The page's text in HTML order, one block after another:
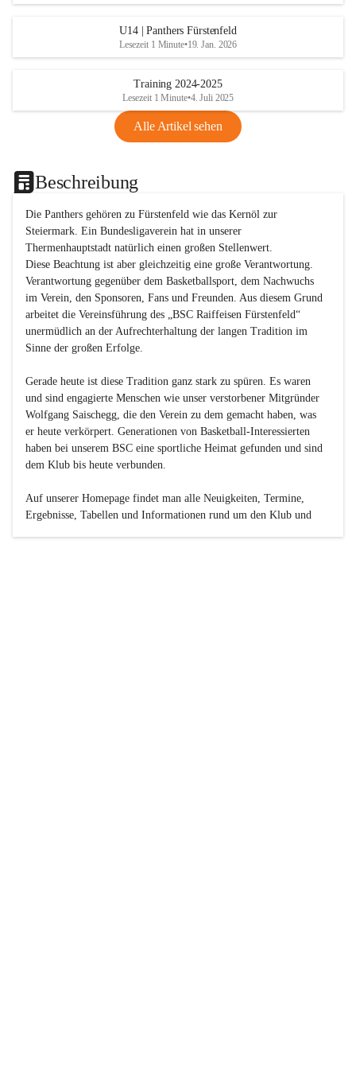
U14 | Panthers Fürstenfeld
Lesezeit 1 Minute•19. Jan. 2026
Training 2024-2025
Lesezeit 1 Minute•4. Juli 2025
Alle Artikel sehen
Beschreibung
Die Panthers gehören zu Fürstenfeld wie das Kernöl zur
Steiermark. Ein Bundesligaverein hat in unserer
Thermenhauptstadt natürlich einen großen Stellenwert.
Diese Beachtung ist aber gleichzeitig eine große Verantwortung.
Verantwortung gegenüber dem Basketballsport, dem Nachwuchs
im Verein, den Sponsoren, Fans und Freunden. Aus diesem Grund
arbeitet die Vereinsführung des „BSC Raiffeisen Fürstenfeld“
unermüdlich an der Aufrechterhaltung der langen Tradition im
Sinne der großen Erfolge.
Gerade heute ist diese Tradition ganz stark zu spüren. Es waren
und sind engagierte Menschen wie unser verstorbener Mitgründer
Wolfgang Saischegg, die den Verein zu dem gemacht haben, was
er heute verkörpert. Generationen von Basketball-Interessierten
haben bei unserem BSC eine sportliche Heimat gefunden und sind
dem Klub bis heute verbunden.
Auf unserer Homepage findet man alle Neuigkeiten, Termine,
Ergebnisse, Tabellen und Informationen rund um den Klub und